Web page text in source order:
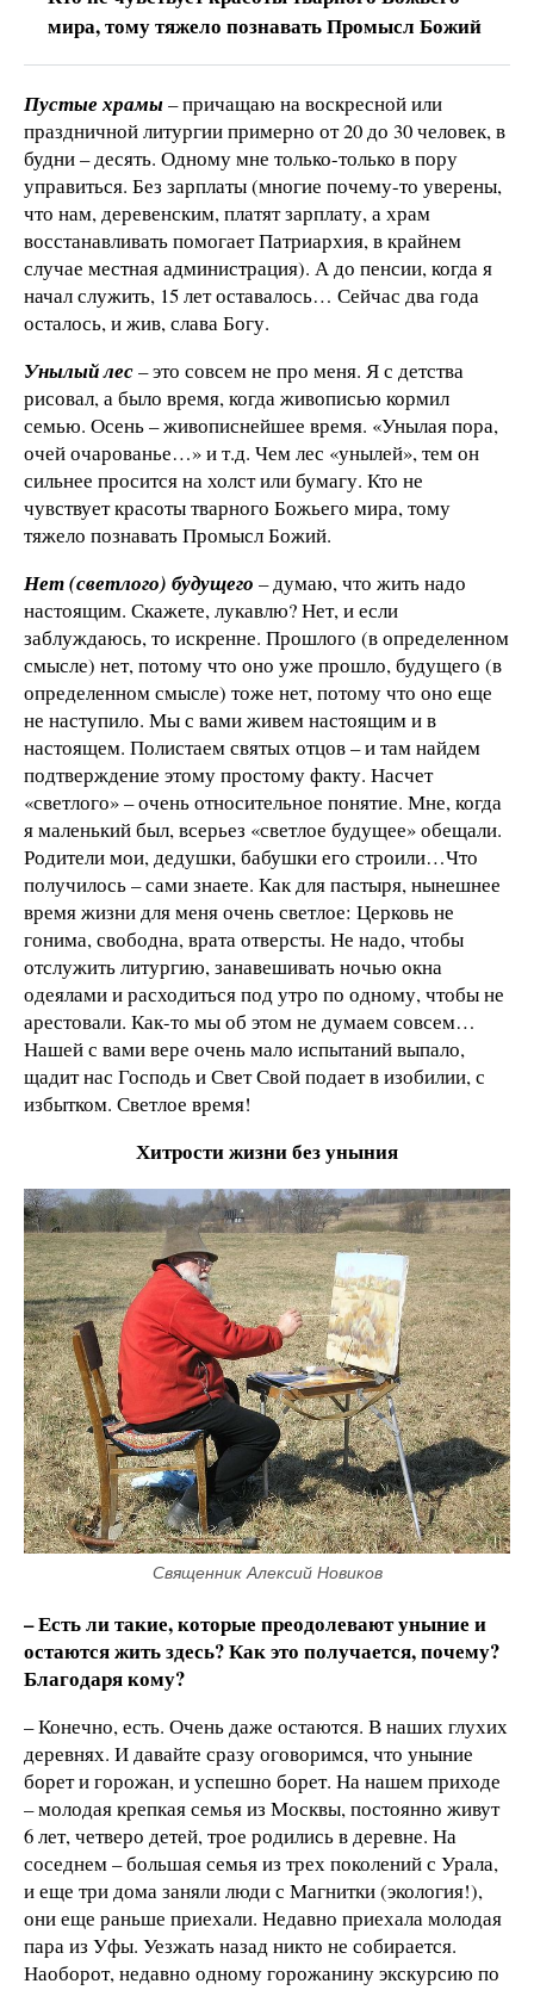
мира, тому тяжело познавать Промысл Божий
Пустые храмы– причащаю на воскресной или
праздничной литургии примерно от 20 до 30 человек, в
будни – десять. Одному мне только-только в пору
управиться. Без зарплаты (многие почему-то уверены,
что нам, деревенским, платят зарплату, а храм
восстанавливать помогает Патриархия, в крайнем
случае местная администрация). А до пенсии, когда я
начал служить, 15 лет оставалось… Сейчас два года
осталось, и жив, слава Богу.
Унылый лес– это совсем не про меня. Я с детства
рисовал, а было время, когда живописью кормил
семью. Осень – живописнейшее время. «Унылая пора,
очей очарованье…» и т.д. Чем лес «унылей», тем он
сильнее просится на холст или бумагу. Кто не
чувствует красоты тварного Божьего мира, тому
тяжело познавать Промысл Божий.
Нет (светлого) будущего – думаю, что жить надо
настоящим. Скажете, лукавлю? Нет, и если
заблуждаюсь, то искренне. Прошлого (в определенном
смысле) нет, потому что оно уже прошло, будущего (в
определенном смысле) тоже нет, потому что оно еще
не наступило. Мы с вами живем настоящим и в
настоящем. Полистаем святых отцов – и там найдем
подтверждение этому простому факту. Насчет
«светлого» – очень относительное понятие. Мне, когда
я маленький был, всерьез «светлое будущее» обещали.
Родители мои, дедушки, бабушки его строили…Что
получилось – сами знаете. Как для пастыря, нынешнее
время жизни для меня очень светлое: Церковь не
гонима, свободна, врата отверсты. Не надо, чтобы
отслужить литургию, занавешивать ночью окна
одеялами и расходиться под утро по одному, чтобы не
арестовали. Как-то мы об этом не думаем совсем…
Нашей с вами вере очень мало испытаний выпало,
щадит нас Господь и Свет Свой подает в изобилии, с
избытком. Светлое время!
Хитрости жизни без уныния
Священник Алексий Новиков
– Есть ли такие, которые преодолевают уныние и
остаются жить здесь? Как это получается, почему?
Благодаря кому?
– Конечно, есть. Очень даже остаются. В наших глухих
деревнях. И давайте сразу оговоримся, что уныние
борет и горожан, и успешно борет. На нашем приходе
– молодая крепкая семья из Москвы, постоянно живут
6 лет, четверо детей, трое родились в деревне. На
соседнем – большая семья из трех поколений с Урала,
и еще три дома заняли люди с Магнитки (экология!),
они еще раньше приехали. Недавно приехала молодая
пара из Уфы. Уезжать назад никто не собирается.
Наоборот, недавно одному горожанину экскурсию по